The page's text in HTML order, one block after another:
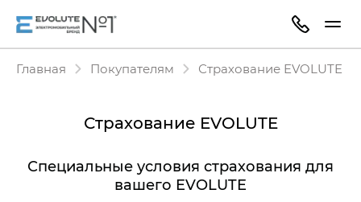
Главная Покупателям Страхование EVOLUTE
Страхование EVOLUTE
Специальные условия страхования для
вашего EVOLUTE